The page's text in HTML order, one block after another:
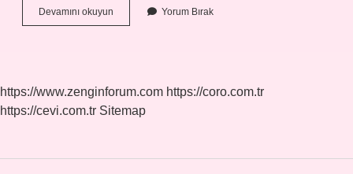
Devamını okuyun
Atıf
Yorum Bırak
https://www.zenginforum.com https://coro.com.tr
https://cevi.com.tr Sitemap